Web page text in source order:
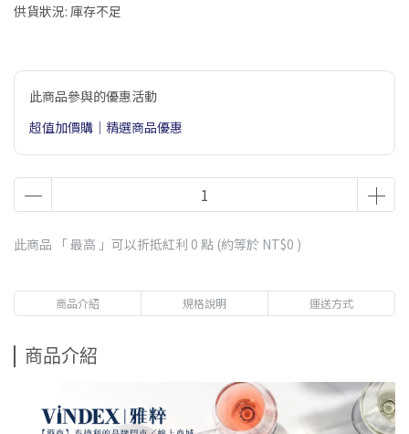
供貨狀況: 庫存不足
此商品參與的優惠活動
超值加價購｜精選商品優惠
此商品 「 最高 」可以折抵紅利 0 點 (約等於 NT$0 )
商品介紹 規格說明 運送方式
商品介紹